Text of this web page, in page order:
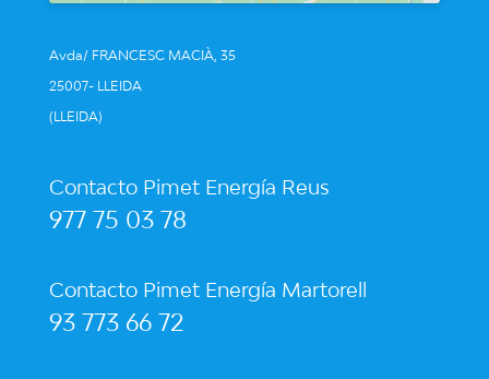
Avda/ FRANCESC MACIÀ, 35
25007- LLEIDA
(LLEIDA)
Contacto Pimet Energía Reus
977 75 03 78
Contacto Pimet Energía Martorell
93 773 66 72